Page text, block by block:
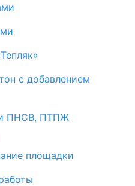
с добавлением
ПНСВ, ПТПЖ
площадки